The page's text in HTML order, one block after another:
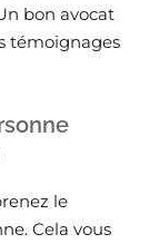
bon avocat
témoignages
le
Cela vous